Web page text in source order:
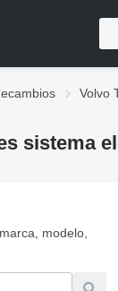
Volvo
sistema
modelo,